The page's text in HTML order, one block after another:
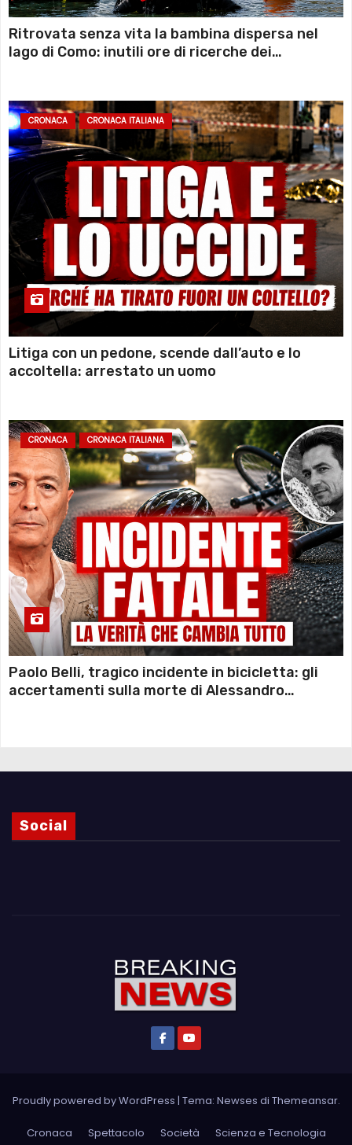
Ritrovata senza vita la bambina dispersa nel
lago di Como: inutili ore di ricerche dei
CRONACA CRONACA ITALIANA
Litiga con un pedone, scende dall’auto e lo
accoltella: arrestato un uomo
CRONACA CRONACA ITALIANA
Paolo Belli, tragico incidente in bicicletta: gli
accertamenti sulla morte di Alessandro
Social
Proudly powered by WordPress | Tema: Newses di Themeansar.
Cronaca Spettacolo Società Scienza e Tecnologia